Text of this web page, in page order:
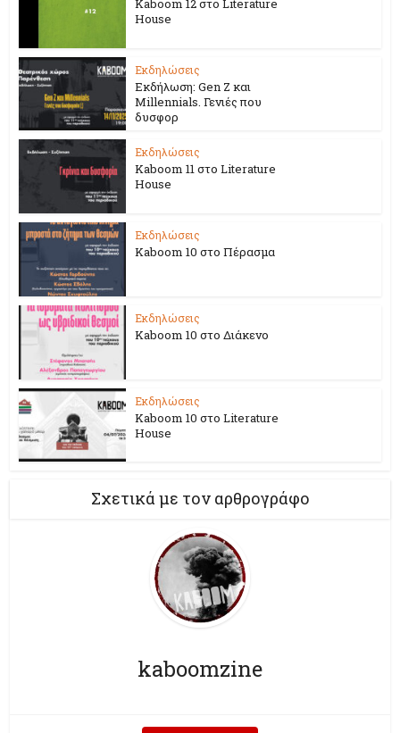
Kaboom 12 στο Literature
House
Εκδηλώσεις
Εκδήλωση: Gen Z και
Millennials. Γενιές που
δυσφορ
Εκδηλώσεις
Kaboom 11 στο Literature
House
Εκδηλώσεις
Kaboom 10 στο Πέρασμα
Εκδηλώσεις
Kaboom 10 στο Διάκενο
Εκδηλώσεις
Kaboom 10 στο Literature
House
Σχετικά με τον αρθρογράφο
kaboomzine